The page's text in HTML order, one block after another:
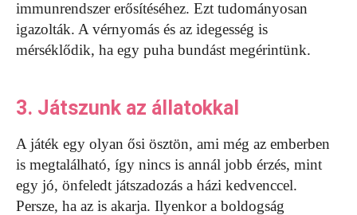
immunrendszer erősítéséhez. Ezt tudományosan
igazolták. A vérnyomás és az idegesség is
mérséklődik, ha egy puha bundást megérintünk.
3. Játszunk az állatokkal
A játék egy olyan ősi ösztön, ami még az emberben
is megtalálható, így nincs is annál jobb érzés, mint
egy jó, önfeledt játszadozás a házi kedvenccel.
Persze, ha az is akarja. Ilyenkor a boldogság